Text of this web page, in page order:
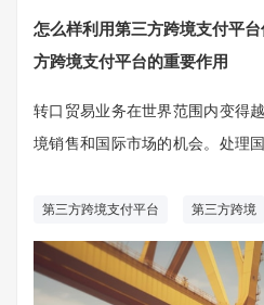
怎么样利用第三方跨境支付平
方跨境支付平台的重要作用
转口贸易业务在世界范围内变得
境销售和国际市场的机会。处理
这个过程中发挥了关键作用。
第三方跨境支付平台 第三方跨境